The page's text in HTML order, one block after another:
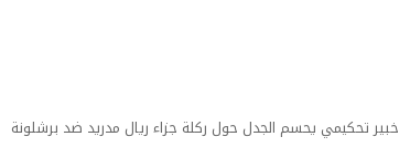
خبير تحكيمي يحسم الجدل حول ركلة جزاء ريال مدريد ضد برشلونة